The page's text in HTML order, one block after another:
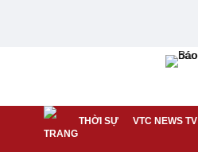
THỜI SỰ VTC NEWS TV